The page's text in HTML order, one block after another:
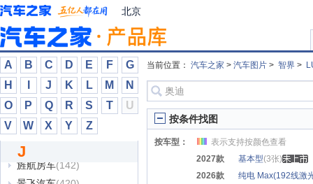
北京
A B C D E F
G
H
J K L M
N
O
P Q R S T
U
V
W X Y Z
捷途(118637)
捷途山海(28614)
金杯(39537)
金冠汽车(1862)
金琥新能源(1200)
金龙
(2689)
金龙礼宾
(864)
金旅
旌航房车(142)
J
当前位置： 汽车之家 > 汽车图片 > 智界 >
按条件找图
按车型：
表示支持按颜色查看
2027款
基本型(3张)
2026款
纯电 Max(192线激